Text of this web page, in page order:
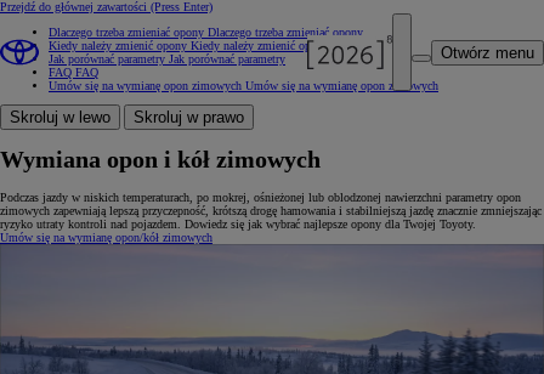
Przejdź do głównej zawartości (Press Enter)
Otwórz menu
Dlaczego trzeba zmieniać opony Dlaczego trzeba zmieniać opony
Kiedy należy zmienić opony Kiedy należy zmienić opony
Jak porównać parametry Jak porównać parametry
FAQ FAQ
Umów się na wymianę opon zimowych Umów się na wymianę opon zimowych
Skroluj w lewo Skroluj w prawo
Wymiana opon i kół zimowych
Podczas jazdy w niskich temperaturach, po mokrej, ośnieżonej lub oblodzonej nawierzchni parametry opon
zimowych zapewniają lepszą przyczepność, krótszą drogę hamowania i stabilniejszą jazdę znacznie zmniejszając
ryzyko utraty kontroli nad pojazdem. Dowiedz się jak wybrać najlepsze opony dla Twojej Toyoty.
Umów się na wymianę opon/kół zimowych